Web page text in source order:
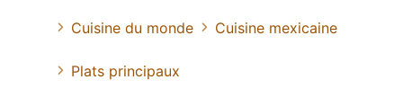
Cuisine du monde Cuisine mexicaine
Plats principaux